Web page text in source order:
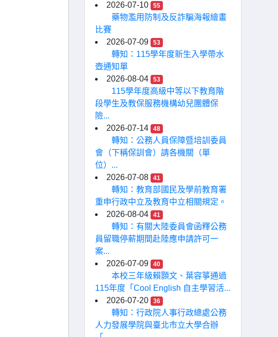
2026-07-10
55
藥物濫用防制及反詐騙海報繪畫
比賽
2026-07-09
53
轉知：115學年度新生入學帶水
壺通知單
2026-08-04
53
115學年度高級中等以下教育階
段學生及教保服務機構幼兒團體保
險...
2026-07-14
48
轉知：公務人員保障暨培訓委員
會（下稱保訓會）請各機關（單
位）...
2026-07-08
41
轉知：教育部國民及學前教育署
重申行政中立及教育中立相關規定。
2026-08-04
41
轉知：有關大陸委員會函釋公務
員留職停薪期間赴陸應申請許可一
案...
2026-07-09
40
本校三年級賴顥文、葉容箏通過
115年度「Cool English 自主學習活...
2026-07-20
36
轉知：行政院人事行政總處公務
人力發展學院與臺北市立大學合辦